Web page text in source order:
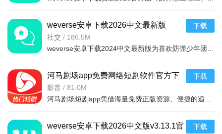
4、点击对应入口，还可查看个人信息，包括播放记录、我的
weverse安卓下载2026中文最新版
v3.13.1最新安卓版
社交 / 186.5M
下载
河马剧场app免费网络短剧软件官方下
载v3.1.0安卓版
影音 / 81.0M
下载
weverse安卓下载2026中文版v3.13.1官
下载